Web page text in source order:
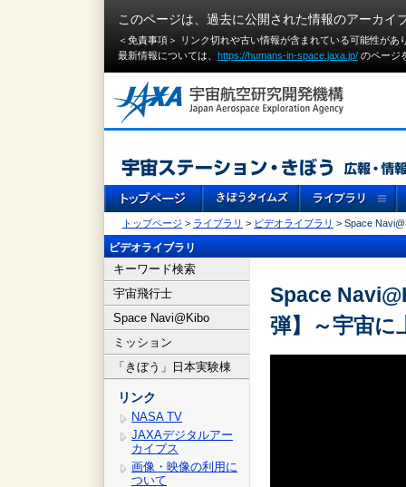
このページは、過去に公開された情報のアーカイ
＜免責事項＞ リンク切れや古い情報が含まれている可能性が
最新情報については、 https://humans-in-space.jaxa.jp/ のページ
トップページ > ライブラリ > ビデオライブラリ > Space
ビデオライブラリ
キーワード検索
宇宙飛行士
Space Navi@Kibo
ミッション
「きぼう」日本実験棟
リンク
NASA TV
JAXAデジタルアー
カイブス
画像・映像の利用に
ついて
Space
弾】～宇宙に